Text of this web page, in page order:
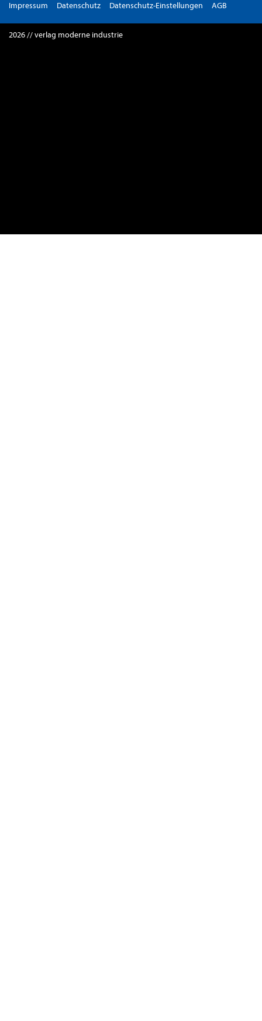
Impressum Datenschutz Datenschutz-Einstellungen AGB
2026 // verlag moderne industrie